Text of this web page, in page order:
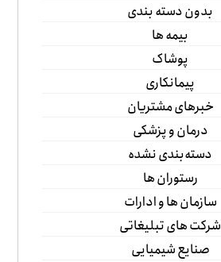
بدون دسته بندی
بیمه ها
پوشاک
پیمانکاری
خبرهای مشتریان
درمان و پزشکی
دسته‌بندی نشده
رستوران ها
سازمان ها و ادارات
شرکت های تبلیغاتی
صنایع شیمیایی